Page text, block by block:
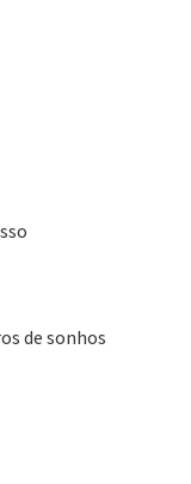
de sonhos